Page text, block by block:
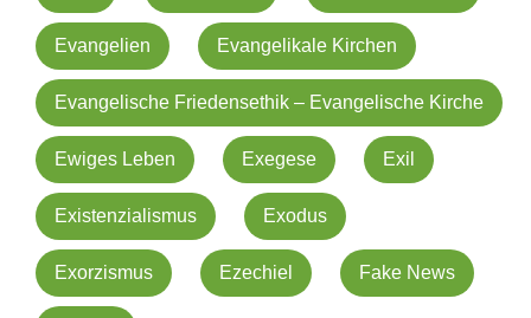
Evangelien Evangelikale Kirchen
Evangelische Friedensethik – Evangelische Kirche
Ewiges Leben Exegese Exil
Existenzialismus Exodus
Exorzismus Ezechiel Fake News